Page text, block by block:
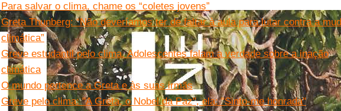
Para salvar o clima, chame os “coletes jovens”
Greta Thunberg: “Não deveríamos ter de faltar à aula para lutar contra a
climática”
Greve estudantil pelo clima. Adolescentes falam a verdade sobre a inação
climática
O mundo pertence a Greta e às suas irmãs
Greve pelo clima: "A Greta, o Nobel da Paz", ela: "Sinto-me honrada"